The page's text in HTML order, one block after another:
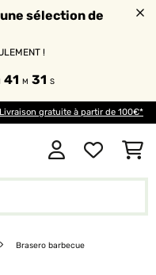
sélection de
!
41 M 31 S
Livraison gratuite à partir de 100€*
Brasero barbecue